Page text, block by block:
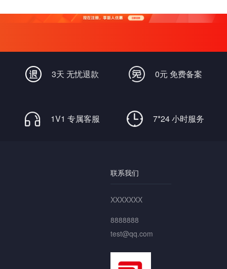
3天 无忧退款 0元 免费备案
1V1 专属客服 7*24 小时服务
联系我们
XXXXXXX
8888888
test@qq.com